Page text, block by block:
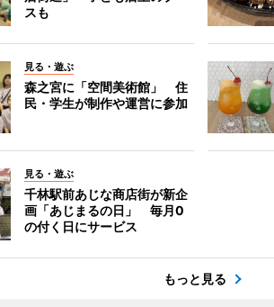
スも
見る・遊ぶ
森之宮に「空間美術館」 住
民・学生が制作や運営に参加
見る・遊ぶ
千林駅前あじな商店街が新企
画「あじまるの日」 毎月0
の付く日にサービス
もっと見る